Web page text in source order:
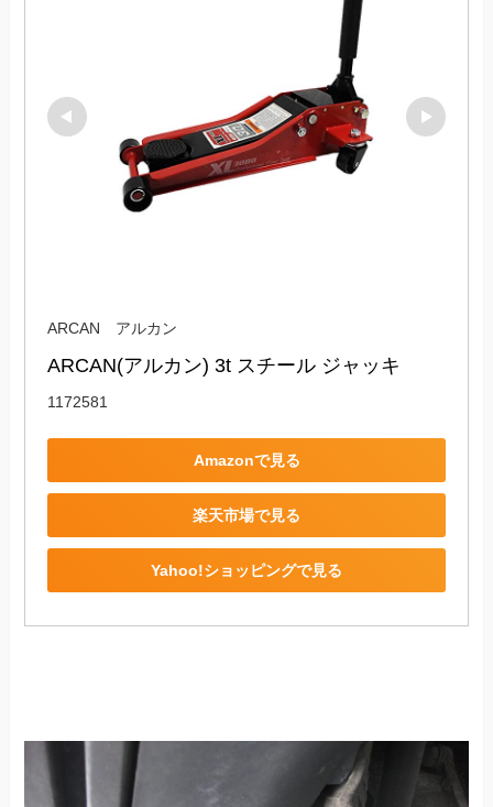
ARCAN アルカン
ARCAN(アルカン) 3t スチール ジャッキ
1172581
Amazonで見る
楽天市場で見る
Yahoo!ショッピングで見る